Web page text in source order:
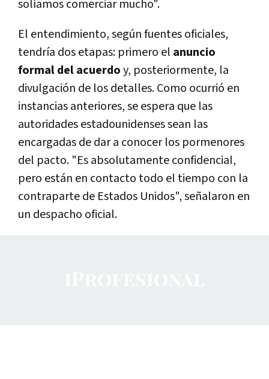
solíamos comerciar mucho".
El entendimiento, según fuentes oficiales,
tendría dos etapas: primero el anuncio
formal del acuerdoy, posteriormente, la
divulgación de los detalles. Como ocurrió en
instancias anteriores, se espera que las
autoridades estadounidenses sean las
encargadas de dar a conocer los pormenores
del pacto. "Es absolutamente confidencial,
pero están en contacto todo el tiempo con la
contraparte de Estados Unidos", señalaron en
un despacho oficial.